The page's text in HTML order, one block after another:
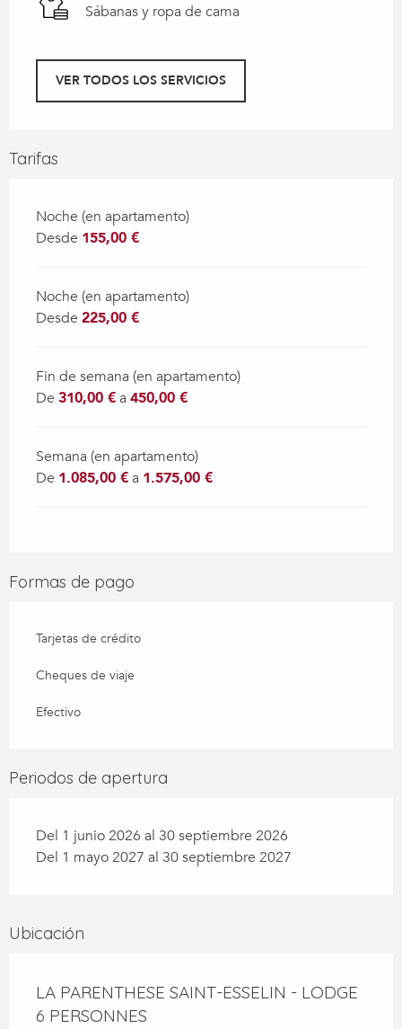
Sábanas y ropa de cama
VER TODOS LOS SERVICIOS
Tarifas
Noche (en apartamento)
Desde 155,00 €
Noche (en apartamento)
Desde 225,00 €
Fin de semana (en apartamento)
De 310,00 €a 450,00 €
Semana (en apartamento)
De 1.085,00 €a 1.575,00 €
Formas de pago
Tarjetas de crédito
Cheques de viaje
Efectivo
Periodos de apertura
Del 1 junio 2026 al 30 septiembre 2026
Del 1 mayo 2027 al 30 septiembre 2027
Ubicación
LA PARENTHESE SAINT-ESSELIN - LODGE
6 PERSONNES